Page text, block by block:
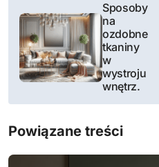
w
a
Sposoby
na
ozdobne
tkaniny
w
wystroju
wnętrz.
Powiązane treści